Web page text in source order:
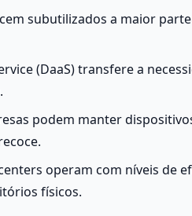
subutilizados a maior
(DaaS) transfere a
podem manter
operam com níveis de
físicos.